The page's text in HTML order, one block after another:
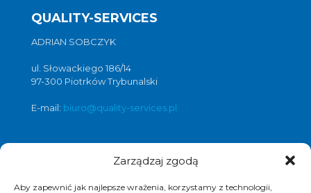
Zarządzaj zgodą
Aby zapewnić jak najlepsze wrażenia, korzystamy z technologii,
QUALITY-SERVICES
ADRIAN SOBCZYK
ul. Słowackiego 186/14
97-300 Piotrków Trybunalski
E-mail: biuro@quality-services.pl
Oferta usług czyszczenia posadzek i